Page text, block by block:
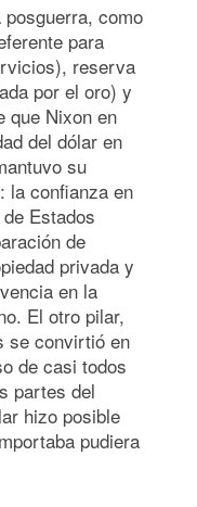
como
para
reserva
por el oro) y
que Nixon en
del dólar en
su
la confianza en
Estados
de
privada y
en la
El otro pilar,
se convirtió en
de casi todos
partes del
hizo posible
pudiera